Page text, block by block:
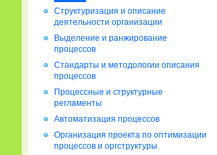
Cтруктуризация и описание
деятельности организации
Выделение и ранжирование
процессов
Стандарты и методологии описания
процессов
Процессные и структурные
регламенты
Автоматизация процессов
Организация проекта по оптимизации
процессов и оргструктуры